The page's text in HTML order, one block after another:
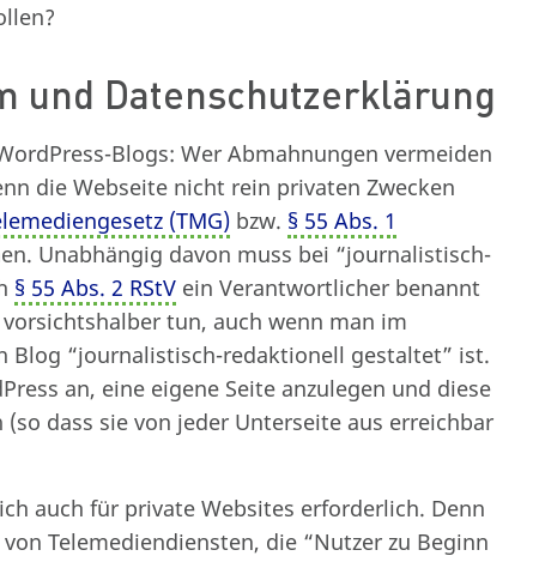
und Datenschutzerklärung
Blogs: Wer Abmahnungen vermeiden
die Webseite nicht rein privaten Zwecken
(TMG) bzw. § 55 Abs. 1
Unabhängig davon muss bei “journalistisch-
§ 55 Abs. 2 RStV ein Verantwortlicher benannt
tun, auch wenn man im
Blog “journalistisch-redaktionell gestaltet” ist.
an, eine eigene Seite anzulegen und diese
dass sie von jeder Unterseite aus erreichbar
auch für private Websites erforderlich. Denn
Telemediendiensten, die “Nutzer zu Beginn